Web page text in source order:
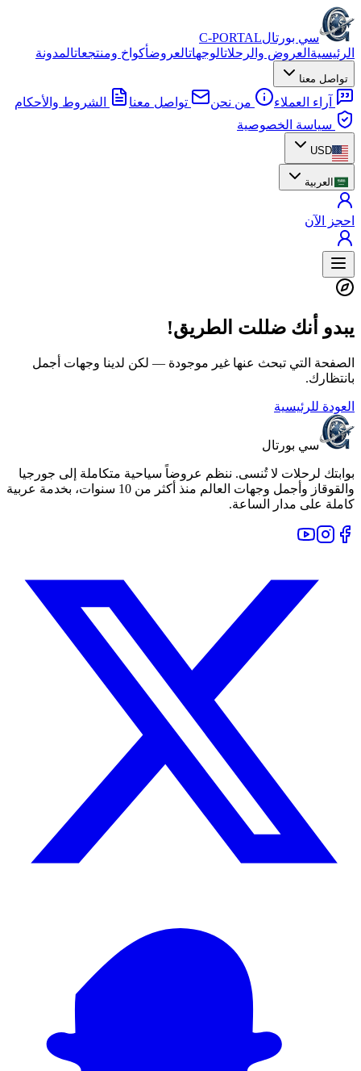
سي بورتالC-PORTAL
الرئيسية العروض والرحلاتالوجهاتالعروضأكواخ ومنتجعاتالمدونة
تواصل معنا
آراء العملاء من نحن تواصل معنا
الشروط والأحكام
سياسة الخصوصية
USD
العربية
احجز الآن
يبدو أنك ضللت الطريق!
الصفحة التي تبحث عنها غير موجودة — لكن لدينا وجهات أجمل
بانتظارك.
العودة للرئيسية
سي بورتال
بوابتك لرحلات لا تُنسى. ننظم عروضاً سياحية متكاملة إلى جورجيا
والقوقاز وأجمل وجهات العالم منذ أكثر من 10 سنوات، بخدمة عربية
كاملة على مدار الساعة.